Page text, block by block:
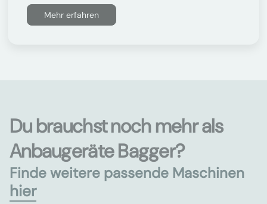
Mehr erfahren
Du brauchst noch mehr als
Anbaugeräte Bagger?
Finde weitere passende Maschinen
hier